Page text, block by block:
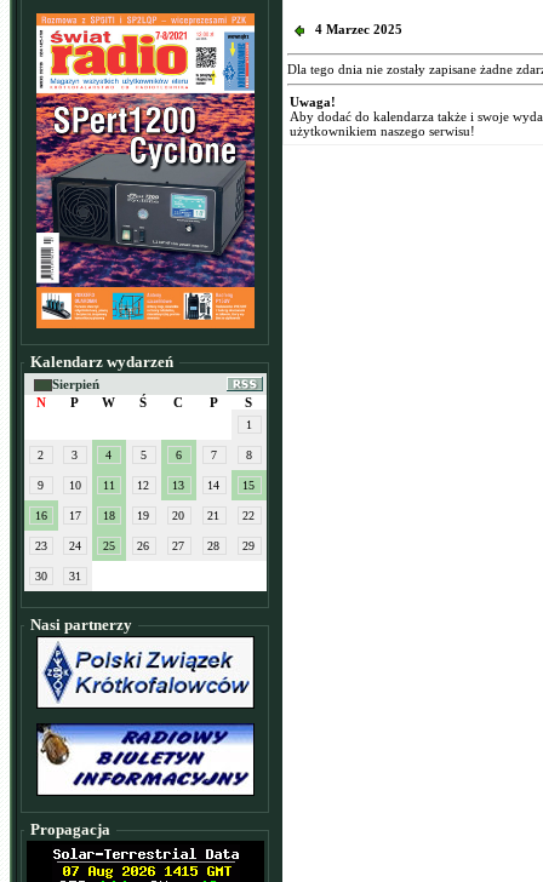
Kalendarz wydarzeń
Sierpień
N
P W Ś C P S
1
2 3 4 5 6 7 8
9 10 11 12 13 14 15
16 17 18 19 20 21 22
23 24 25 26 27 28 29
30 31
Nasi partnerzy
Propagacja
4 Marzec 2025
Dla tego dnia nie zostały zapisane żadne
Uwaga!
Aby dodać do kalendarza także i swoje
użytkownikiem naszego serwisu!